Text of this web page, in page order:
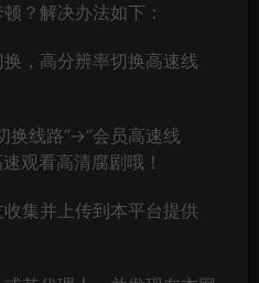
？解决办法如下：
，高分辨率切换高速线
换线路”→“会员高速线
观看高清腐剧哦！
集并上传到本平台提供